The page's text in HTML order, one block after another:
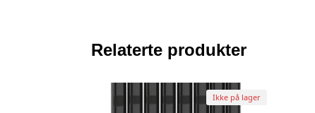
Relaterte produkter
Ikke på lager